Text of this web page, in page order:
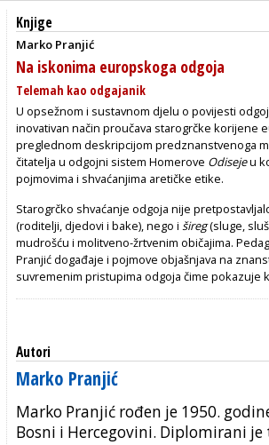
Knjige
Marko Pranjić
Na iskonima europskoga odgoja
Telemah kao odgajanik
U opsežnom i sustavnom djelu o povijesti
inovativan način proučava starogrčke korijene
preglednom deskripcijom predznanstvenoga
čitatelja u odgojni sistem Homerove Odisejeu
pojmovima i shvaćanjima aretičke etike.
Starogrčko shvaćanje odgoja nije
(roditelji, djedovi i bake), nego i šireg(sluge,
mudrošću i molitveno-žrtvenim običajima.
Pranjić događaje i pojmove objašnjava na
suvremenim pristupima odgoja čime pokazuje
Autori
Marko Pranjić
Marko Pranjić rođen je 1950.
Bosni i Hercegovini. Diplomirani je